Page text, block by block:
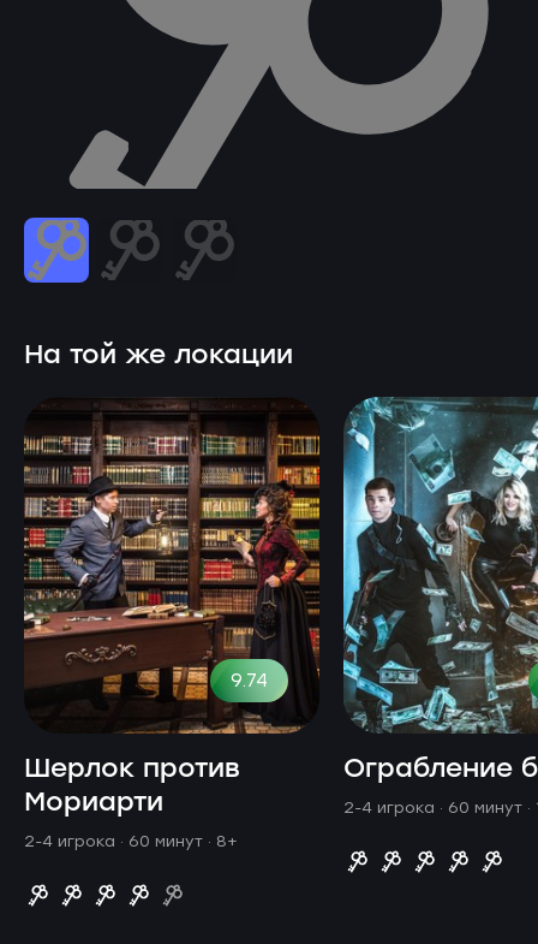
На той же локации
9.74
Шерлок против
Мориарти
2-4 игрока · 60 минут · 8+
Ограбление
2-4 игрока · 60 минут